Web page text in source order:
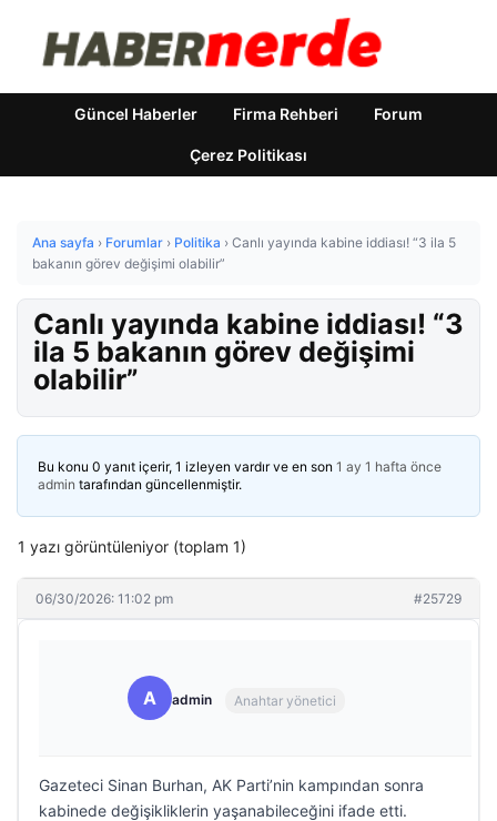
Güncel Haberler Firma Rehberi Forum
Çerez Politikası
Ana sayfa › Forumlar › Politika › Canlı yayında kabine iddiası! “3 ila 5
bakanın görev değişimi olabilir”
Canlı yayında kabine iddiası! “3
ila 5 bakanın görev değişimi
olabilir”
Bu konu 0 yanıt içerir, 1 izleyen vardır ve en son 1 ay 1 hafta önce
admin tarafından güncellenmiştir.
1 yazı görüntüleniyor (toplam 1)
06/30/2026: 11:02 pm #25729
A admin Anahtar yönetici
Gazeteci Sinan Burhan, AK Parti’nin kampından sonra
kabinede değişikliklerin yaşanabileceğini ifade etti.